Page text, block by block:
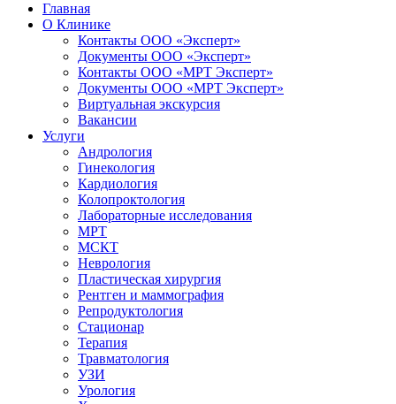
Главная
О Клинике
Контакты ООО «Эксперт»
Документы ООО «Эксперт»
Контакты ООО «МРТ Эксперт»
Документы ООО «МРТ Эксперт»
Виртуальная экскурсия
Вакансии
Услуги
Андрология
Гинекология
Кардиология
Колопроктология
Лабораторные исследования
МРТ
МСКТ
Неврология
Пластическая хирургия
Рентген и маммография
Репродуктология
Стационар
Терапия
Травматология
УЗИ
Урология